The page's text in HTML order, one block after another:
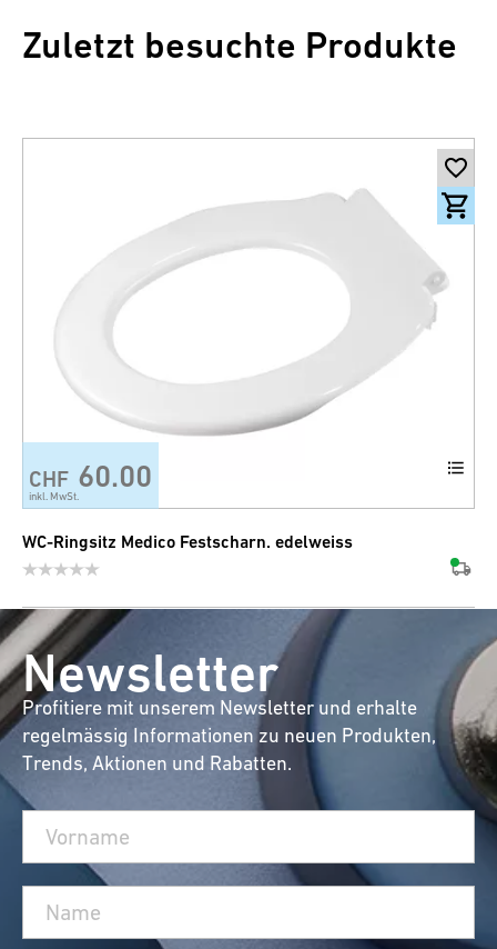
Zuletzt besuchte Produkte
CHF 60.00
inkl. MwSt.
WC-Ringsitz Medico Festscharn. edelweiss
Newsletter
Profitiere mit unserem Newsletter und erhalte
regelmässig Informationen zu neuen Produkten,
Trends, Aktionen und Rabatten.